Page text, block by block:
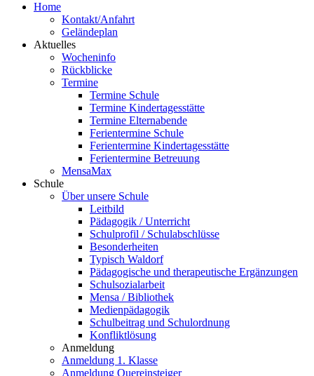
Home
Kontakt/Anfahrt
Geländeplan
Aktuelles
Wocheninfo
Rückblicke
Termine
Termine Schule
Termine Kindertagesstätte
Termine Elternabende
Ferientermine Schule
Ferientermine Kindertagesstätte
Ferientermine Betreuung
MensaMax
Schule
Über unsere Schule
Leitbild
Pädagogik / Unterricht
Schulprofil / Schulabschlüsse
Besonderheiten
Typisch Waldorf
Pädagogische und therapeutische Ergänzungen
Schulsozialarbeit
Mensa / Bibliothek
Medienpädagogik
Schulbeitrag und Schulordnung
Konfliktlösung
Anmeldung
Anmeldung 1. Klasse
Anmeldung Quereinsteiger